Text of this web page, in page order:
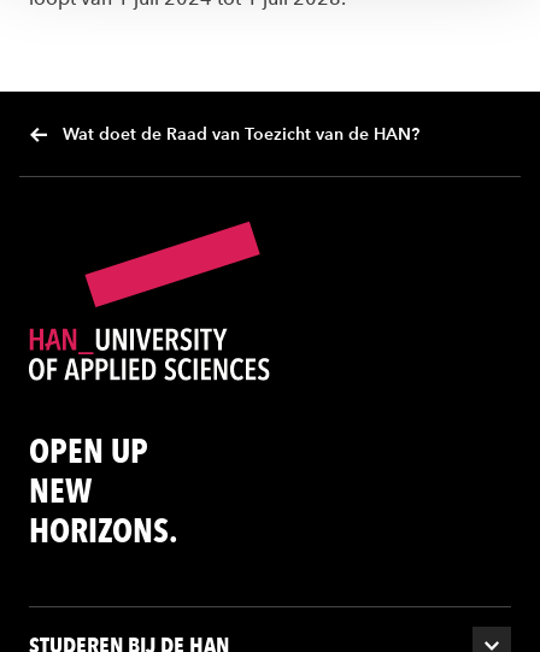
Wat doet de Raad van Toezicht van de HAN?
OPEN UP
NEW
HORIZONS.
STUDEREN BIJ DE HAN